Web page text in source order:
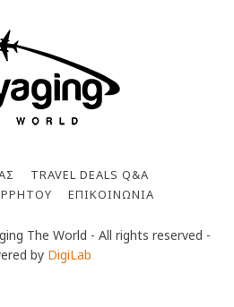
TRAVEL DEALS Q&A
ΕΠΙΚΟΙΝΩΝΙΑ
The World - All rights reserved -
by DigiLab